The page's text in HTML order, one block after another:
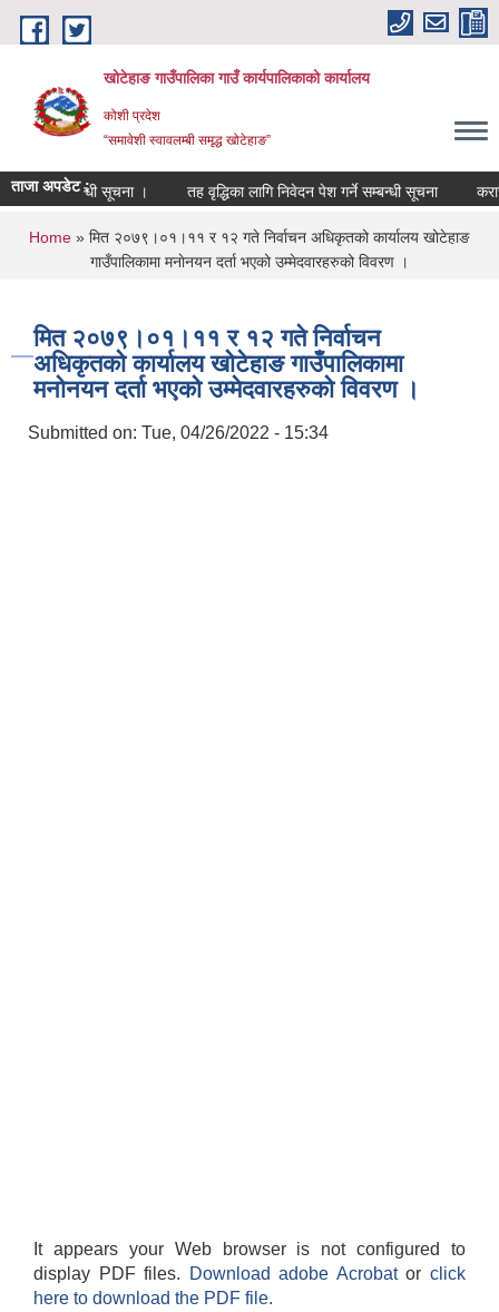
Skip to main content
खोटेहाङ गाउँपालिका गाउँ कार्यपालिकाको कार्यालय
कोशी प्रदेश
“समावेशी स्वावलम्बी समृद्ध खोटेहाङ”
ताजा अपडेट :
हुने सम्बन्धी सूचना । तह वृद्धिका लागि निवेदन पेश गर्ने सम्बन्धी सूचना करार
You are here
Home » मित २०७९।०१।११ र १२ गते निर्वाचन अधिकृतको कार्यालय खोटेहाङ
गाउँपालिकामा मनाेनयन दर्ता भएको उम्मेदवारहरुको विवरण ।
मित २०७९।०१।११ र १२ गते निर्वाचन
अधिकृतको कार्यालय खोटेहाङ गाउँपालिकामा
मनाेनयन दर्ता भएको उम्मेदवारहरुको विवरण ।
Submitted on: Tue, 04/26/2022 - 15:34
It appears your Web browser is not configured to
display PDF files.
Download adobe Acrobatorclick
here to download the PDF file.